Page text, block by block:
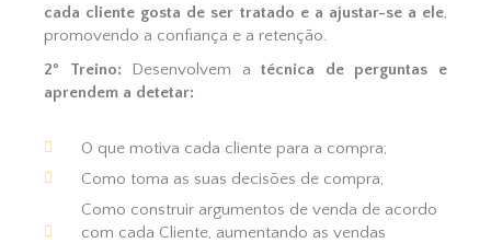
cada cliente gosta de ser tratado e a ajustar-se a ele,
promovendo a confiança e a retenção.
2º Treino: Desenvolvem atécnica de perguntas e
aprendem a detetar:
O que motiva cada cliente para a compra;
Como toma as suas decisões de compra;
Como construir argumentos de venda de acordo
com cada Cliente, aumentando as vendas